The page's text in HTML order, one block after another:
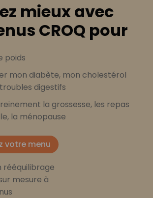
mieux avec
CROQ pour
poids
mon diabète, mon cholestérol
digestifs
la grossesse, les repas
la ménopause
votre menu
rééquilibrage
mesure à